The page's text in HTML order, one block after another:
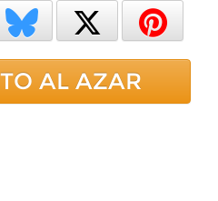
AL AZAR